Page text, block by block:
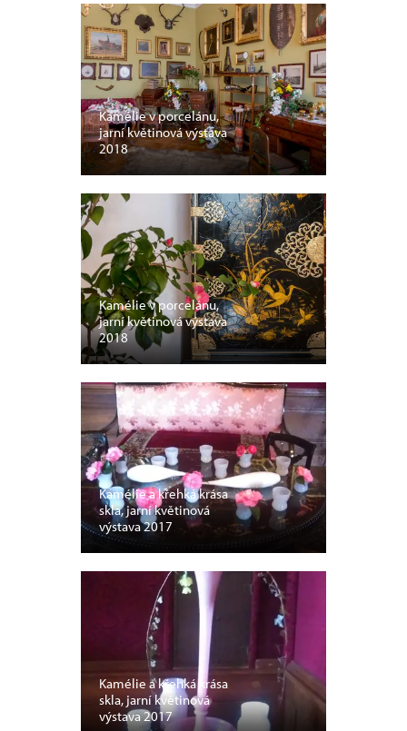
Kamélie v porcelánu,
jarní květinová výstava
2018
Kamélie v porcelánu,
jarní květinová výstava
2018
Kamélie a křehká krása
skla, jarní květinová
výstava 2017
Kamélie a křehká krása
skla, jarní květinová
výstava 2017